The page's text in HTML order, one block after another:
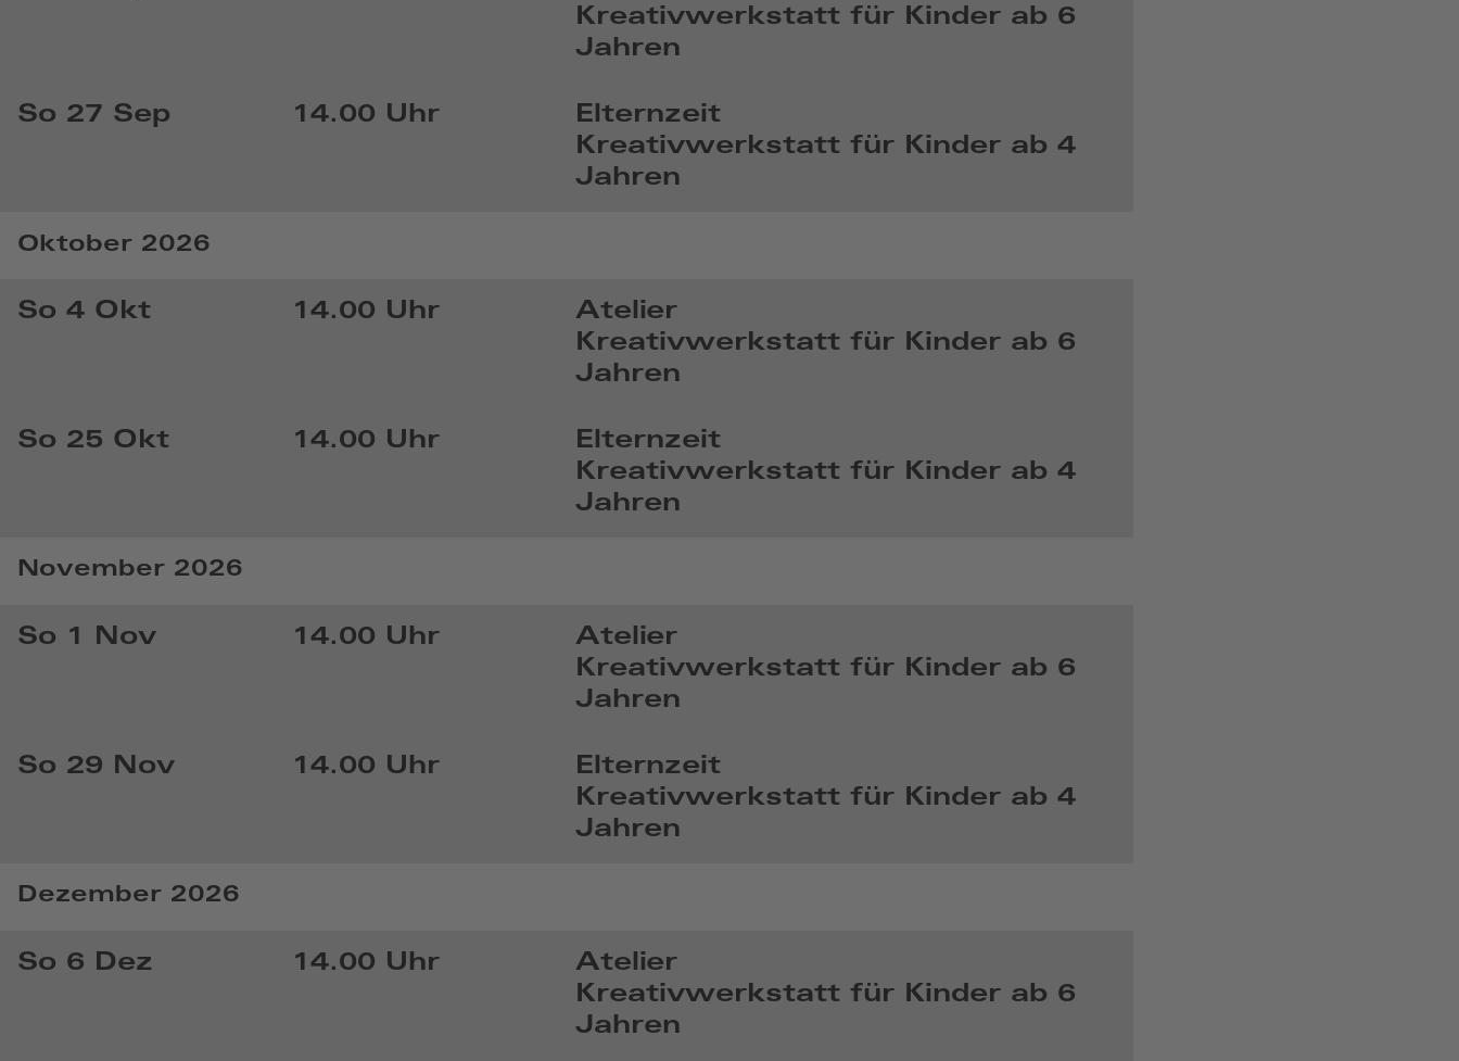
14:08
Kreativwerkstatt für Kinder ab 6
Jahren
Sep
6
2026,
So 27 Sep 14.00 Uhr
Elternzeit
Kreativwerkstatt für Kinder ab 4
Jahren
2026,
14:09
Oktober 2026
So 4 Okt 14.00 Uhr
Atelier
Kreativwerkstatt für Kinder ab 6
Jahren
Okt
4
2026,
So 25 Okt 14.00 Uhr
Elternzeit
Kreativwerkstatt für Kinder ab 4
Jahren
2026,
14:10
November 2026
So 1 Nov 14.00 Uhr
Atelier
Kreativwerkstatt für Kinder ab 6
Jahren
Nov
1
2026,
So 29 Nov 14.00 Uhr
Elternzeit
Kreativwerkstatt für Kinder ab 4
Jahren
2026,
14:11
Dezember 2026
So 6 Dez 14.00 Uhr
Atelier
Kreativwerkstatt für Kinder ab 6
Jahren